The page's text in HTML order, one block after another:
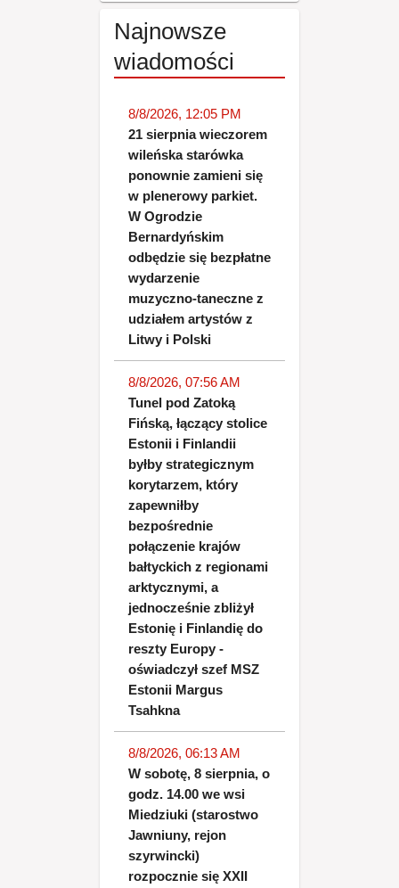
Najnowsze
wiadomości
8/8/2026, 12:05 PM
21 sierpnia wieczorem
wileńska starówka
ponownie zamieni się
w plenerowy parkiet.
W Ogrodzie
Bernardyńskim
odbędzie się bezpłatne
wydarzenie
muzyczno-taneczne z
udziałem artystów z
Litwy i Polski
8/8/2026, 07:56 AM
Tunel pod Zatoką
Fińską, łączący stolice
Estonii i Finlandii
byłby strategicznym
korytarzem, który
zapewniłby
bezpośrednie
połączenie krajów
bałtyckich z regionami
arktycznymi, a
jednocześnie zbliżył
Estonię i Finlandię do
reszty Europy -
oświadczył szef MSZ
Estonii Margus
Tsahkna
8/8/2026, 06:13 AM
W sobotę, 8 sierpnia, o
godz. 14.00 we wsi
Miedziuki (starostwo
Jawniuny, rejon
szyrwincki)
rozpocznie się XXII